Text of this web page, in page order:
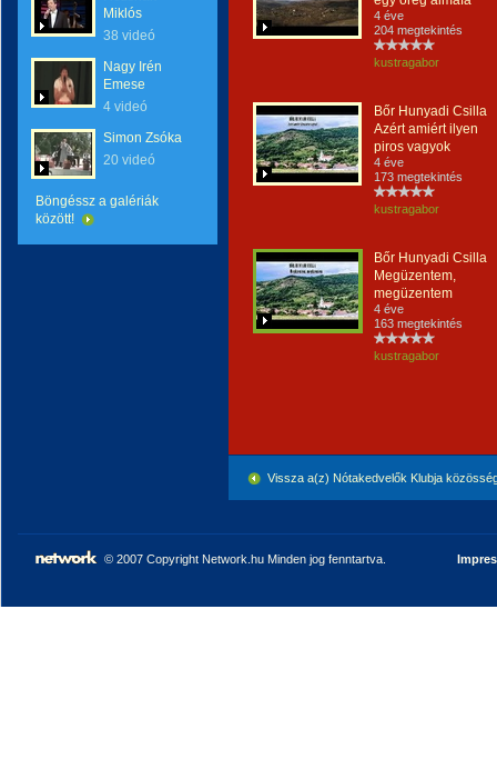
Miklós
38 videó
Nagy Irén
Emese
4 videó
Simon Zsóka
20 videó
Böngéssz a galériák
között!
4 éve
204 megtekintés
kustragabor
Bőr Hunyadi Csilla
Azért amiért ilyen
piros vagyok
4 éve
173 megtekintés
kustragabor
Bőr Hunyadi Csilla
Megüzentem,
megüzentem
4 éve
163 megtekintés
kustragabor
Vissza a(z) Nótakedvelők Klubja
© 2007 Copyright Network.hu Minden jog fenntartva.